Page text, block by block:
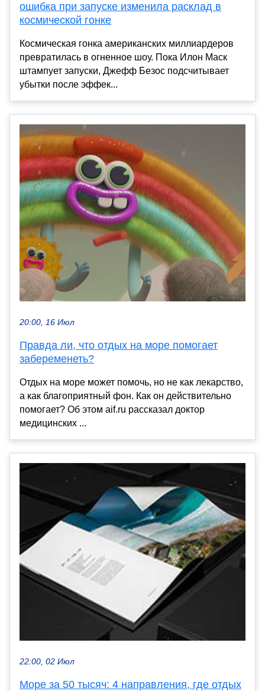
ошибка при запуске изменила расклад в
космической гонке
Космическая гонка американских миллиардеров
превратилась в огненное шоу. Пока Илон Маск
штампует запуски, Джефф Безос подсчитывает
убытки после эффек...
20:00, 16 Июл
Правда ли, что отдых на море помогает
забеременеть?
Отдых на море может помочь, но не как лекарство,
а как благоприятный фон. Как он действительно
помогает? Об этом aif.ru рассказал доктор
медицинских ...
22:00, 02 Июл
Море за 50 тысяч: 4 направления, где отдых